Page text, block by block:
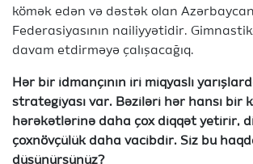
kömək edən və dəstək olan
Federasiyasının nailiyyətidir.
davam etdirməyə çalışacağıq.
Hər bir idmançının iri miqyaslı
strategiyası var. Bəziləri hər hansı bir
hərəkətlərinə daha çox diqqət yetirir,
çoxnövçülük daha vacibdir. Siz bu
düşünürsünüz?